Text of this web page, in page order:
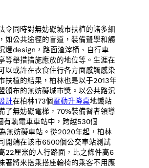
同時對無妨礙城市扶植的諸多細
如公共途徑的盲道，裝備聲學和觸
燈design，路面渣滓桶、自行車
等舉措措施應放的地位等。生涯在
以或許在衣食住行各方面感觸感染
扶植的結果，柏林也是以于2013年
頒布的無妨礙城市獎。以公共路況
計在柏林173個電動升降桌地鐵站
了無妨礙電梯，70%裝備瞽者領導
有軌電車車站中，跨越530個
無妨礙車站。從2020年起，柏林
開端在該市6500個公交車站測試
22厘米的人行路面，比之條件高6
著將來搭乘搭座輪椅的乘客不用應